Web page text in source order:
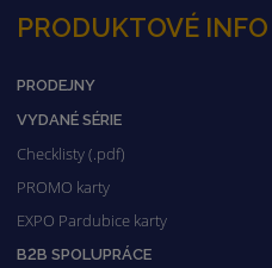
PRODUKTOVÉ INFO
PRODEJNY
VYDANÉ SÉRIE
Checklisty (.pdf)
PROMO karty
EXPO Pardubice karty
B2B SPOLUPRÁCE